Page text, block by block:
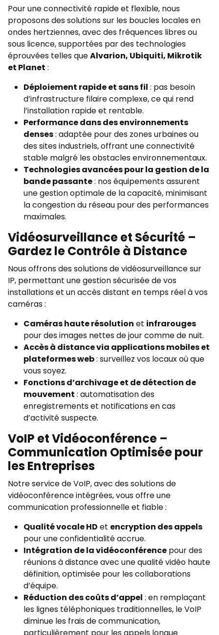
Pour une connectivité rapide et flexible, nous
proposons des solutions sur les boucles locales en
ondes hertziennes, avec des fréquences libres ou
sous licence, supportées par des technologies
éprouvées telles queAlvarion, Ubiquiti, Mikrotik
et Planet :
Déploiement rapide et sans fil : pas besoin
d’infrastructure filaire complexe, ce qui rend
l’installation rapide et rentable.
Performance dans des environnements
denses: adaptée pour des zones urbaines ou
des sites industriels, offrant une connectivité
stable malgré les obstacles environnementaux.
Technologies avancées pour la gestion de la
bande passante: nos équipements assurent
une gestion optimale de la capacité, minimisant
la congestion du réseau pour des performances
maximales.
Vidéosurveillance et Sécurité –
Gardez le Contrôle à Distance
Nous offrons des solutions de vidéosurveillance sur
IP, permettant une gestion sécurisée de vos
installations et un accès distant en temps réel à vos
caméras :
Caméras haute résolution et infrarouges
pour des images nettes de jour comme de nuit.
Accès à distance via applications mobiles et
plateformes web: surveillez vos locaux où que
vous soyez.
Fonctions d’archivage et de détection de
mouvement : automatisation des
enregistrements et notifications en cas
d’activité suspecte.
VoIP et Vidéoconférence –
Communication Optimisée pour
les Entreprises
Notre service de VoIP, avec des solutions de
vidéoconférence intégrées, vous offre une
communication professionnelle et fiable :
Qualité vocale HD et encryption des appels
pour une confidentialité accrue.
Intégration de la vidéoconférence pour des
réunions à distance avec une qualité vidéo haute
définition, optimisée pour les collaborations
d’équipe.
Réduction des coûts d’appel : en remplaçant
les lignes téléphoniques traditionnelles, le VoIP
diminue les frais de communication,